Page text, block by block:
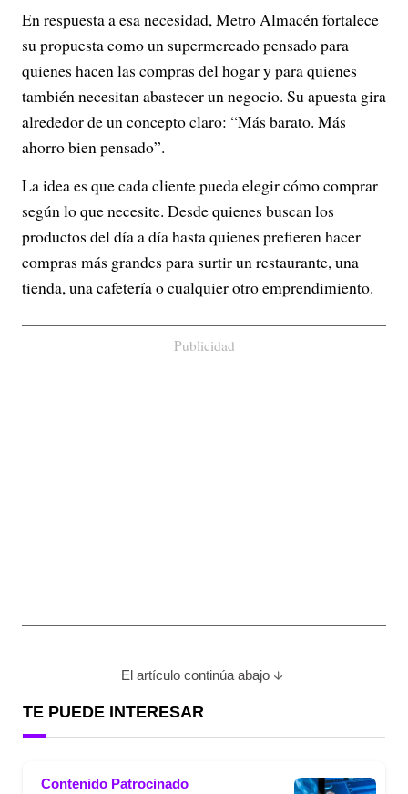
En respuesta a esa necesidad, Metro Almacén fortalece
su propuesta como un supermercado pensado para
quienes hacen las compras del hogar y para quienes
también necesitan abastecer un negocio. Su apuesta gira
alrededor de un concepto claro: “Más barato. Más
ahorro bien pensado”.
La idea es que cada cliente pueda elegir cómo comprar
según lo que necesite. Desde quienes buscan los
productos del día a día hasta quienes prefieren hacer
compras más grandes para surtir un restaurante, una
tienda, una cafetería o cualquier otro emprendimiento.
Publicidad
El artículo continúa abajo
TE PUEDE INTERESAR
Contenido Patrocinado